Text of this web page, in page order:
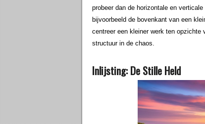
probeer dan de horizontale en
bijvoorbeeld de bovenkant van een
centreer een kleiner werk ten opzichte
structuur in de chaos.
Inlijsting: De Stille Held